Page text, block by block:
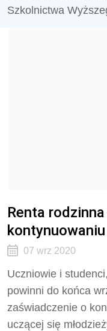
Szkolnictwa
Renta
07 wrz 2020
Uczniowie i
powinni do końca
zaświadczenie o
uczącej się